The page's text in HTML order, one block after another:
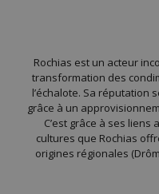
Rochias est un acteur
transformation des
l’échalote. Sa réputation
grâce à un
C’est grâce à ses
cultures que Rochias
origines régionales